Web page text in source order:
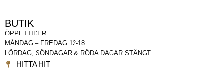
BUTIK
ÖPPETTIDER
MÅNDAG – FREDAG 12-18
LÖRDAG, SÖNDAGAR & RÖDA DAGAR STÄNGT
HITTA HIT